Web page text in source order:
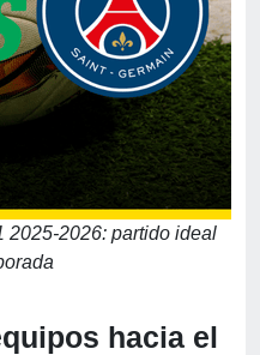
2025-2026: partido ideal
hacia el